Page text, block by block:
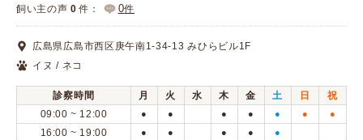
動物病院検索
口コミ検索
Calooペットとは？
飼い主の声 0 件： 0件
広島県広島市西区庚午南1-34-13 みひらビル1F
イヌ / ネコ
診察時間 月 火 水 木 金 土 日
祝
09:00 ~ 12:00
● ● ● ● ● ● ●
16:00 ~ 19:00 ● ● ● ● ●